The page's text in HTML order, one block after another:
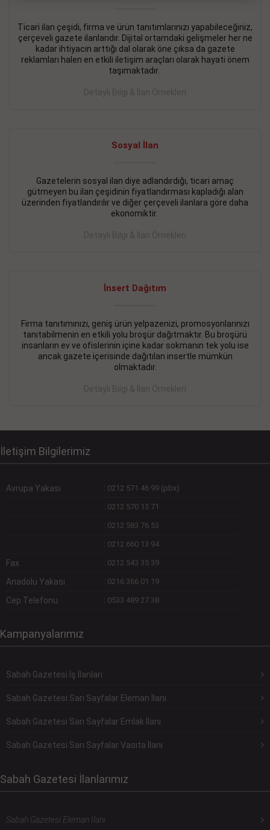
Ticari ilan çeşidi, firma ve ürün tanıtımlarınızı yapabileceğiniz,
çerçeveli gazete ilanlarıdır. Dijital ortamdaki gelişmeler her ne
kadar ihtiyacın arttığı dal olarak öne çıksa da gazete
reklamları halen en etkili iletişim araçları olarak hayati önem
taşımaktadır.
Detaylı Bilgi & İlan Örnekleri
Sosyal İlan
Gazetelerin sosyal ilan diye adlandırdığı, ticari amaç
gütmeyen bu ilan çeşidinin fiyatlandırması kapladığı alan
üzerinden fiyatlandırılır ve diğer çerçeveli ilanlara göre daha
ekonomiktir.
Detaylı Bilgi & İlan Örnekleri
İnsert Dağıtım
Firma tanıtımınızı, geniş ürün yelpazenizi, promosyonlarınızı
tanıtabilmenin en etkili yolu broşür dağıtmaktır. Bu broşürü
insanların ev ve ofislerinin içine kadar sokmanın tek yolu ise
ancak gazete içerisinde dağıtılan insertle mümkün
olmaktadır.
Detaylı Bilgi & İlan Örnekleri
İletişim Bilgilerimiz
Avrupa Yakası : 0212 571 46 99 (pbx)
: 0212 570 13 71
: 0212 583 76 53
: 0212 660 13 94
Fax : 0212 543 35 39
Anadolu Yakası : 0216 366 01 19
Cep Telefonu : 0533 489 27 38
Kampanyalarımız
Sabah Gazetesi İş İlanları
Sabah Gazetesi Sarı Sayfalar Eleman İlanı
Sabah Gazetesi Sarı Sayfalar Emlak İlanı
Sabah Gazetesi Sarı Sayfalar Vasıta İlanı
Sabah Gazetesi İlanlarımız
Sabah Gazetesi Eleman İlanı
BAKIRKÖY SATILIK İlanı- 11.09.2018
KARTALTEPEde kelepir 2+ 1 satılık daire
İŞYERİ KİRALIK İlanı- 11.09.2018
BEYLİKDÜZÜ Kavaklıda 4 katlı bina
DEVREMÜLK KİRALIK İlanı- 11.09.2018
SİNYE Tekstile Şoförlüğü olan 35 yaşını aşmamış, Depo
elemanı alınacaktır. Osmanbey, Şişli